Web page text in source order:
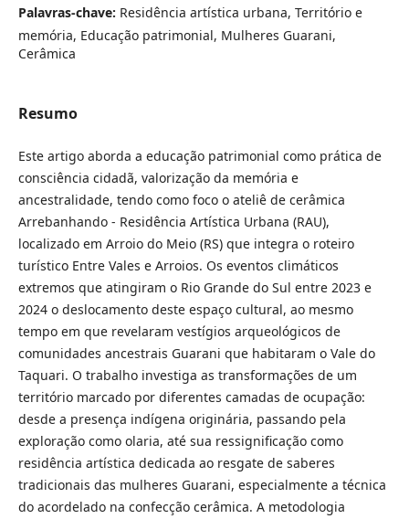
Palavras-chave: Residência artística urbana, Território e
memória, Educação patrimonial, Mulheres Guarani,
Cerâmica
Resumo
Este artigo aborda a educação patrimonial como prática de
consciência cidadã, valorização da memória e
ancestralidade, tendo como foco o ateliê de cerâmica
Arrebanhando - Residência Artística Urbana (RAU),
localizado em Arroio do Meio (RS) que integra o roteiro
turístico Entre Vales e Arroios. Os eventos climáticos
extremos que atingiram o Rio Grande do Sul entre 2023 e
2024 o deslocamento deste espaço cultural, ao mesmo
tempo em que revelaram vestígios arqueológicos de
comunidades ancestrais Guarani que habitaram o Vale do
Taquari. O trabalho investiga as transformações de um
território marcado por diferentes camadas de ocupação:
desde a presença indígena originária, passando pela
exploração como olaria, até sua ressignificação como
residência artística dedicada ao resgate de saberes
tradicionais das mulheres Guarani, especialmente a técnica
do acordelado na confecção cerâmica. A metodologia